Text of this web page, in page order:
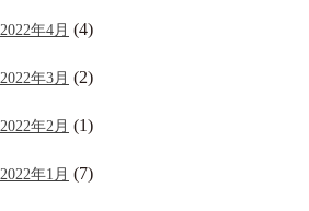
2022年4月 (4)
2022年3月 (2)
2022年2月 (1)
2022年1月 (7)